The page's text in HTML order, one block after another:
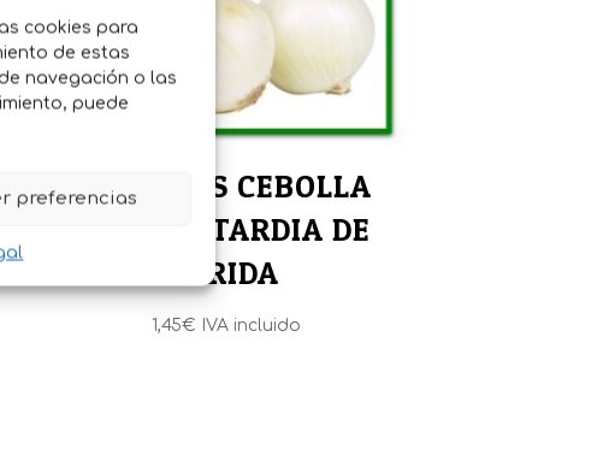
cookies para
de estas
navegación o las
puede
preferenciasSEMILLAS CEBOLLA
BLANCA TARDIA DE
LERIDA
1,45€ IVA incluido